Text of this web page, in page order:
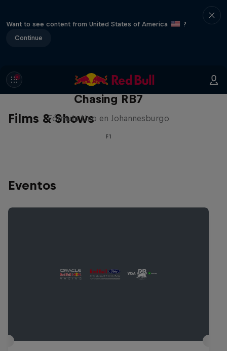
Want to see content from United States of America
?
Continue
Films & Shows
Chasing RB7
Fórmula Uno en Johannesburgo
F1
Eventos